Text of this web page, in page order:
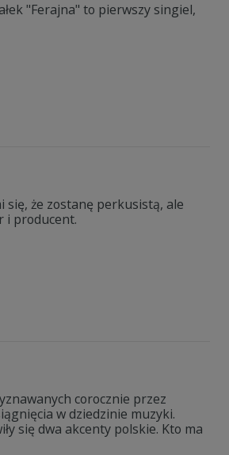
"Ferajna" to pierwszy singiel,
się, że zostanę perkusistą, ale
i producent.
corocznie przez
w dziedzinie muzyki.
się dwa akcenty polskie. Kto ma